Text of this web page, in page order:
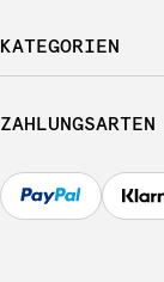
KATEGORIEN
ZAHLUNGSARTEN